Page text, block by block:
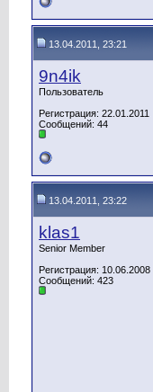
13.04.2011, 23:21
9n4ik
Пользователь
Регистрация: 22.01.2011
Сообщений: 44
13.04.2011, 23:22
klas1
Senior Member
Регистрация: 10.06.2008
Сообщений: 423